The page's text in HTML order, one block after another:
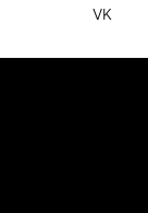
VK